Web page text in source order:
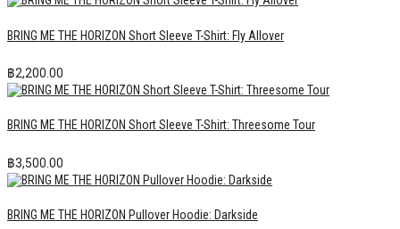
BRING ME THE HORIZON Short Sleeve T-Shirt: Fly Allover
฿2,200.00
BRING ME THE HORIZON Short Sleeve T-Shirt: Threesome Tour
฿3,500.00
BRING ME THE HORIZON Pullover Hoodie: Darkside